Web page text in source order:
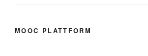
MOOC PLATTFORM